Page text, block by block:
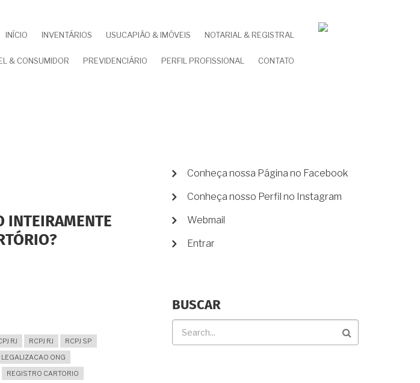
INÍCIO INVENTÁRIOS USUCAPIÃO & IMÓVEIS NOTARIAL & REGISTRAL
& CONSUMIDOR PREVIDENCIÁRIO PERFIL PROFISSIONAL CONTATO
INTEIRAMENTE
RJ RCPJ RJ
RCPJ SP
LEGALIZACAO ONG
REGISTRO CARTORIO
MENU
CONTA
DE
Conheça nossa Página no Facebook
Conheça nosso Perfil no Instagram
Webmail
Entrar
BUSCAR